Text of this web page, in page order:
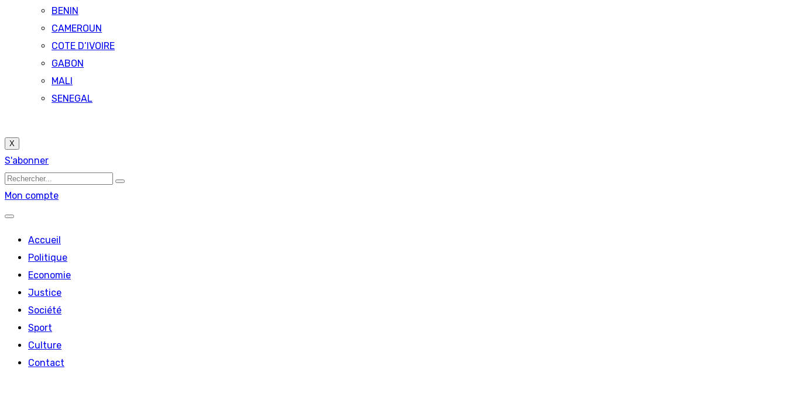
BENIN
CAMEROUN
COTE D’IVOIRE
GABON
MALI
SENEGAL
X
S'abonner
Mon compte
Accueil
Politique
Economie
Justice
Société
Sport
Culture
Contact